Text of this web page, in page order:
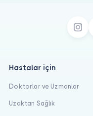
Hastalar için
Doktorlar ve Uzmanlar
Uzaktan Sağlık